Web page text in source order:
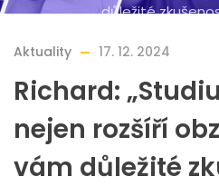
důležité
Aktuality 17. 12. 2024
Richard:
nejen rozšíří
vám důležité